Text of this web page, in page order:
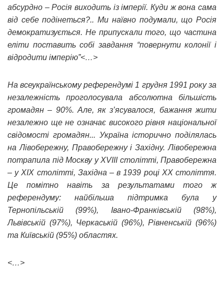
абсурдно – Росія виходить із імперії. Куди ж вона сама
від себе подінеться?.. Ми наївно подумали, що Росія
демократизується. Не припускали того, що частина
еліти поставить собі завдання “повернути колонії і
відродити імперію”<…>
На всеукраїнському референдумі 1 грудня 1991 року за
незалежність проголосувала абсолютна більшість
громадян – 90%. Але, як з’ясувалося, бажання жити
незалежно ще не означає високого рівня національної
свідомості громадян... Україна історично поділялась
на Лівобережну, Правобережну і Західну. Лівобережна
потрапила під Москву у XVIII столітті, Правобережна
– у XIX столітті, Західна – в 1939 році ХХ століття.
Це помітно навіть за результатами того ж
референдуму: найбільша підтримка була у
Тернопільській (99%), Івано-Франківській (98%),
Львівській (97%), Черкаській (96%), Рівненській (96%)
та Київській (95%) областях.
<…>